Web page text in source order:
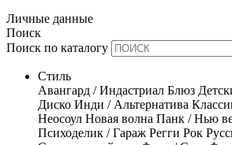
Личные данные
Поиск
Поиск по каталогу
Стиль
Авангард / Индастриал Блюз
Диско Инди / Альтернатива
Неосоул Новая волна Панк / Нью
Психоделик / Гараж Регги Рок